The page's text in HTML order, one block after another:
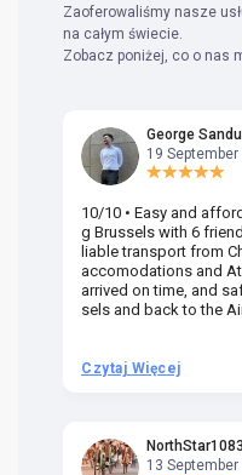
Zaoferowaliśmy nasze
na całym świecie.
Zobacz poniżej, co o nas
George Sandu
19
10/10 • Easy and
g Brussels with 6
liable transport from
accomodations and
arrived on time, and
sels and back to the
Czytaj Więcej
13